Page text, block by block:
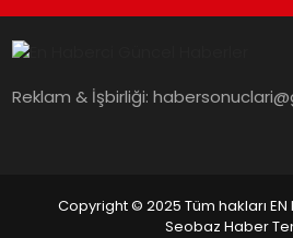
Reklam & İşbirliği:
Copyright © 2025 Tüm hakları EN
Seobaz Haber